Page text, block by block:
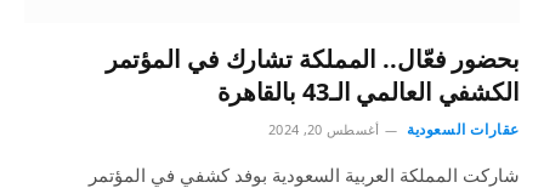
بحضور فعّال.. المملكة تشارك في المؤتمر
الكشفي العالمي الـ43 بالقاهرة
عقارات السعودية أغسطس 20, 2024
شاركت المملكة العربية السعودية بوفد كشفي في المؤتمر